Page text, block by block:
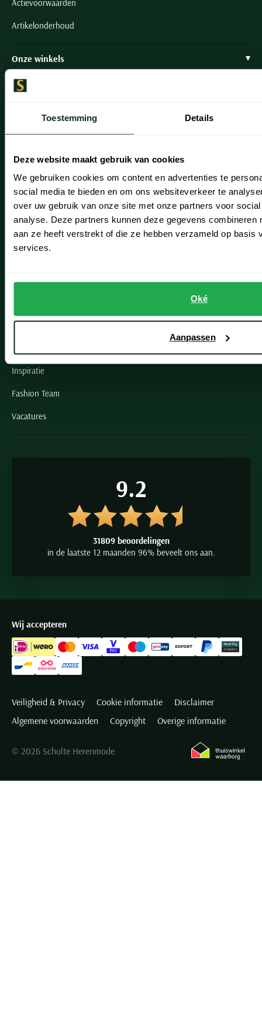
Toestemming Details
Deze website maakt gebruik van cookies
We gebruiken cookies om content en advertenties te
social media te bieden en om ons websiteverkeer te
over uw gebruik van onze site met onze partners voor
analyse. Deze partners kunnen deze gegevens combineren
aan ze heeft verstrekt of die ze hebben verzameld op basis
services.
Oké
Aanpassen
Actievoorwaarden
Artikelonderhoud
Onze winkels
Onze winkels
Lisse
Noordwijk
Oegstgeest
Openingstijden winkels
Paul & Shark specialist
Inspiratie
Fashion Team
Vacatures
9.2
31809 beoordelingen
in de laatste 12 maanden 96% beveelt ons aan.
Wij accepteren
Veiligheid & Privacy Cookie informatie
Disclaimer
Algemene voorwaarden
Copyright Overige informatie
© 2026 Schulte Herenmode